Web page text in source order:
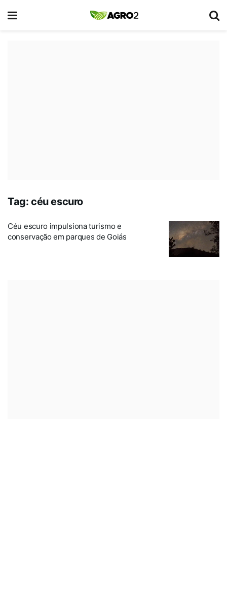
Tag: céu escuro
Céu escuro impulsiona turismo e
conservação em parques de Goiás